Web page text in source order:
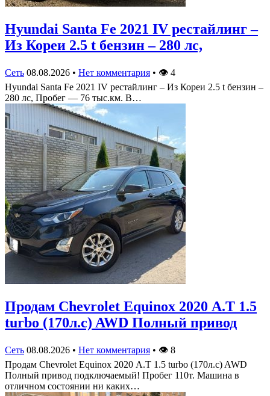
Hyundai Santa Fe 2021 IV рестайлинг –
Из Кореи 2.5 t бензин – 280 лс,
Сеть 08.08.2026 • Нет комментария • 👁 4
Hyundai Santa Fe 2021 IV рестайлинг – Из Кореи 2.5 t бензин –
280 лс, Пробег — 76 тыс.км. В…
Продам Chevrolet Equinox 2020 А.Т 1.5
turbo (170л.с) AWD Полный привод
Сеть 08.08.2026 • Нет комментария • 👁 8
Продам Chevrolet Equinox 2020 А.Т 1.5 turbo (170л.с) AWD
Полный привод подключаемый! Пробег 110т. Машина в
отличном состоянии ни каких…